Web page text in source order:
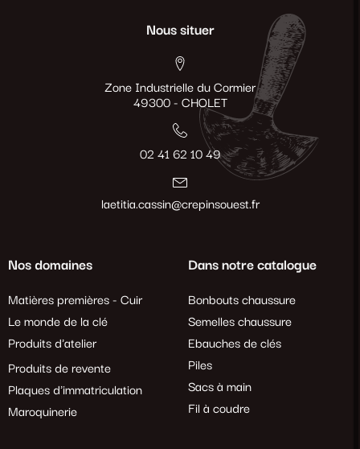
Nous situer
Zone Industrielle du Cormier
49300 - CHOLET
02 41 62 10 49
laetitia.cassin@crepinsouest.fr
Nos domaines
Matières premières - Cuir
Le monde de la clé
Produits d'atelier
Produits de revente
Plaques d'immatriculation
Maroquinerie
Dans notre catalogue
Bonbouts chaussure
Semelles chaussure
Ebauches de clés
Piles
Sacs à main
Fil à coudre